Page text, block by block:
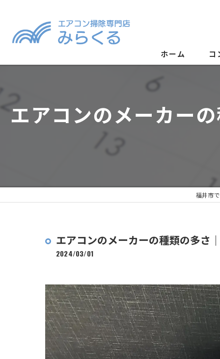
ホーム コ
エアコンのメーカー
福井市
エアコンのメーカーの種類の多さ
2024/03/01